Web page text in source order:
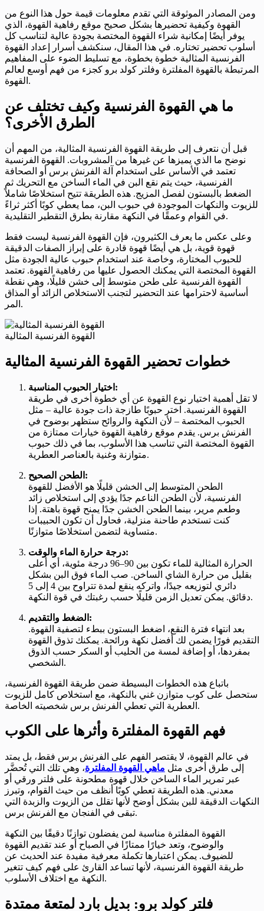
ومن المصادر الموثوقة التي تقدم معلومات قيمة حول هذا النوع من
القهوة وكيفية تحضيرها بشكل صحيح موقع رفاهية القهوة، الذي
يوفر أيضًا إمكانية شراء القهوة المختصة بجودة عالية لتناسب كل
أسلوب تحضير تختاره. في هذا المقال، سنكشف أسرار إعداد القهوة
الفرنسية المثالية خطوة بخطوة، مع تسليط الضوء على المفاهيم
المرتبطة بالقهوة المفلترة وفلتر كولد برو كجزء من فهم أوسع لعالم
القهوة.
ما هي القهوة الفرنسية وكيف تختلف عن
الطرق الأخرى؟
قبل أن نتعرف إلى طريقة القهوة الفرنسية المثالية، من المهم أن
نوضح ما الذي يميزها عن غيرها من المشروبات. القهوة الفرنسية
تعتمد في الأساس على استخدام آلة الفرنش برس أو الصحافة
الفرنسية، حيث يتم نقع البن في الماء الساخن مع التحريك ثم
الضغط بالبستون لفصل المزيج. هذه الطريقة تتيح استخلاصًا شاملاً
للزيوت والنكهات الموجودة في حبوب البن، مما يعطي كوبًا أكثر ثراءً
في القوام وعمقًا في النكهة مقارنة بطرق التقطير التقليدية.
وعلى عكس ما يعرف الكثيرون، فإن القهوة الفرنسية ليست فقط
قهوة قوية، بل هي أيضًا قهوة قادرة على إبراز الصفات الدقيقة
للحبوب المختارة، وخاصة عند استخدام حبوب عالية الجودة مثل
القهوة المختصة التي يمكنك الحصول عليها من رفاهية القهوة. تعتمد
القهوة الفرنسية على طحن متوسط إلى خشن قليلًا، وهي نقطة
أساسية لاحترامها عند التحضير لتجنب الاستخلاص الزائد أو المذاق
المر.
القهوة الفرنسية المثالية
خطوات تحضير القهوة الفرنسية المثالية
اختيار الحبوب المناسبة:
لا تقل أهمية اختيار نوع القهوة عن أي خطوة أخرى في طريقة
القهوة الفرنسية. اختر حبوبًا طازجة ذات جودة عالية – مثل
الحبوب المختصة – لأن النكهة والروائح ستظهر بوضوح في
الفرنش برس. يقدم موقع رفاهية القهوة خيارات ممتازة من
القهوة المختصة التي تناسب هذا الأسلوب، بما في ذلك حبوب
متوازنة وغنية بالعناصر العطرية.
الطحن الصحيح:
الطحن المتوسط إلى الخشن قليلًا هو الأفضل للقهوة
الفرنسية، لأن الطحن الناعم جدًا يؤدي إلى استخلاص زائد
وطعم مرير، بينما الطحن الخشن جدًا يمنح قهوة باهتة. إذا
كنت تستخدم طاحنة منزلية، فحاول أن تكون الحبيبات
متساوية لتضمن استخلاصًا متوازنًا.
درجة حرارة الماء والوقت:
الحرارة المثالية للماء تكون بين 90–96 درجة مئوية، أي أعلى
بقليل من حرارة الشاي الساخن. صب الماء فوق البن بشكل
دائري لتوزيعه جيدًا، واتركه ينقع لمدة تتراوح بين 4 إلى 5
دقائق. يمكن تعديل الزمن قليلًا حسب رغبتك في قوة النكهة.
الضغط والتقديم:
بعد انتهاء فترة النقع، اضغط البستون ببطء لتصفية القهوة.
التقديم فورًا يضمن لك أفضل نكهة ورائحة. يمكنك تذوق القهوة
بمفردها، أو إضافة لمسة من الحليب أو السكر حسب الذوق
الشخصي.
باتباع هذه الخطوات البسيطة ضمن طريقة القهوة الفرنسية،
ستحصل على كوب متوازن غني بالنكهة، مع استخلاص كامل للزيوت
العطرية التي تعطي الفرنش برس شخصيته الخاصة.
فهم القهوة المفلترة وأثرها على الكوب
في عالم القهوة، لا يقتصر الفهم على الفرنش برس فقط، بل يمتد
إلى طرق أخرى مثل ماهي القهوة المفلترة، وهي تلك التي تُحضَّر
عبر تمرير الماء الساخن خلال قهوة مطحونة على فلتر ورقي أو
معدني. هذه الطريقة تعطي كوبًا أنظف من حيث القوام، وتبرز
النكهات الدقيقة للبن بشكل أوضح لأنها تقلل من الزيوت والزبدة التي
تبقى في الفنجان مع الفرنش برس.
القهوة المفلترة مناسبة لمن يفضلون توازنًا دقيقًا بين النكهة
والوضوح، وتعد خيارًا ممتازًا في الصباح أو عند تقديم القهوة
للضيوف. يمكن اعتبارها تكملة معرفية مفيدة عند الحديث عن
طريقة القهوة الفرنسية، لأنها تساعد القارئ على فهم كيف تتغير
النكهة مع اختلاف الأسلوب.
فلتر كولد برو: بديل بارد لمتعة ممتدة